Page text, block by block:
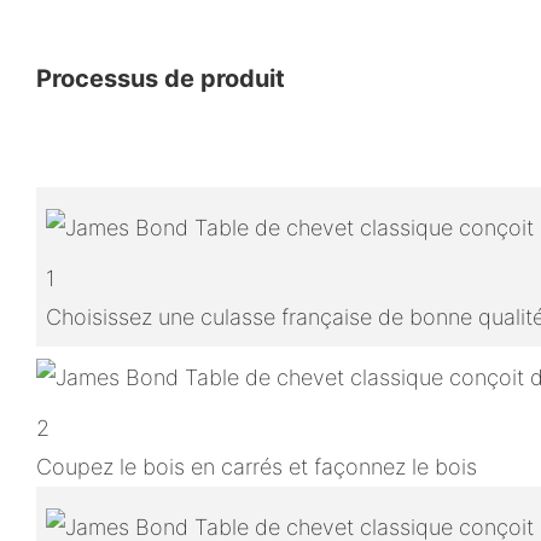
Processus de produit
1
Choisissez une culasse française de bonne
2
Coupez le bois en carrés et façonnez le bois